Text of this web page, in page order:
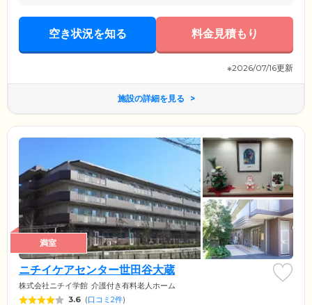
空き状況を知る 料金見積もり
※2026/07/16更新
施設の詳細を見る
満室
ニチイケアセンター世田谷大蔵
株式会社ニチイ学館 介護付き有料老人ホーム
3.6 (口コミ2件)